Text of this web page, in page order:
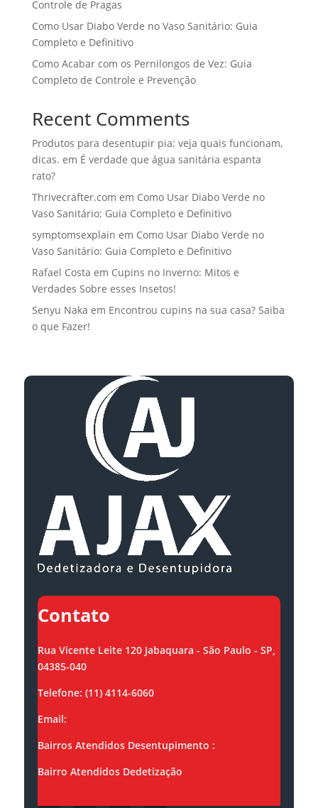
Controle de Pragas
Como Usar Diabo Verde no Vaso Sanitário: Guia
Completo e Definitivo
Como Acabar com os Pernilongos de Vez: Guia
Completo de Controle e Prevenção
Recent Comments
Produtos para desentupir pia: veja quais funcionam,
dicas. em É verdade que água sanitária espanta
rato?
Thrivecrafter.com em Como Usar Diabo Verde no
Vaso Sanitário: Guia Completo e Definitivo
symptomsexplain em Como Usar Diabo Verde no
Vaso Sanitário: Guia Completo e Definitivo
Rafael Costa em Cupins no Inverno: Mitos e
Verdades Sobre esses Insetos!
Senyu Naka em Encontrou cupins na sua casa? Saiba
o que Fazer!
Contato
Rua Vicente Leite 120 Jabaquara - São Paulo - SP,
04385-040
Telefone: (11) 4114-6060
Email:
Bairros Atendidos Desentupimento :
Bairro Atendidos Dedetização